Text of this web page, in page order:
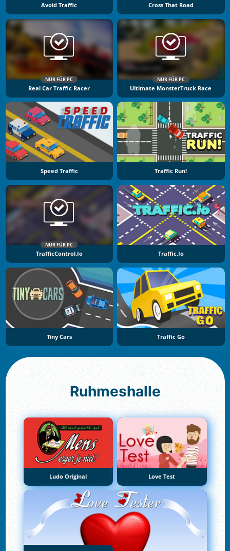
Avoid Traffic Cross That Road
NÜR FÜR PC
Real Car Traffic Racer
NÜR FÜR PC
Ultimate MonsterTruck Race
Speed Traffic Traffic Run!
NÜR FÜR PC
TrafficControl.io Traffic.io
Tiny Cars Traffic Go
Ruhmeshalle
Ludo Original Love Test